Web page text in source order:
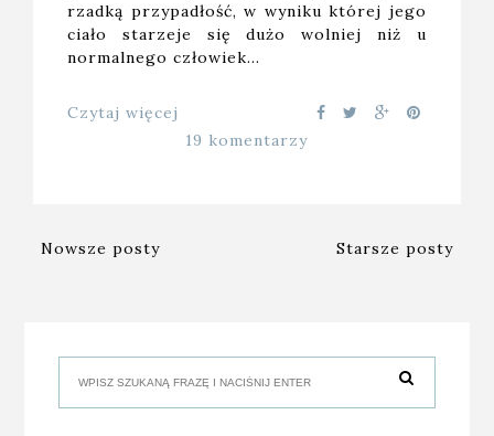
rzadką przypadłość, w wyniku której jego
ciało starzeje się dużo wolniej niż u
normalnego człowiek…
Czytaj więcej
19 komentarzy
Nowsze posty Starsze posty